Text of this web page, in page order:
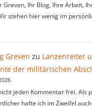
Greven, Ihr Blog, Ihre Arbeit,
stehen hier wenig im
Greven zu Lanzenreiter
der militärischen
jeden Kommentar frei. Als
hafte ich im Zweifel